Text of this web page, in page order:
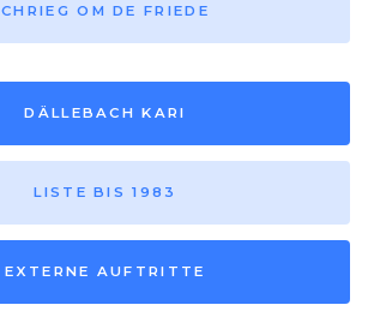
CHRIEG OM DE FRIEDE
DÄLLEBACH KARI
LISTE BIS 1983
EXTERNE AUFTRITTE